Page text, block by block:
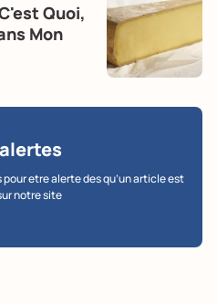
Quoi,
Mon
etre alerte des qu’un article est
notre site